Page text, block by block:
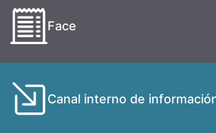
Face
Canal interno de